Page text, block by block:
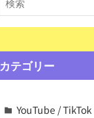
カテゴリー
YouTube / TikTok